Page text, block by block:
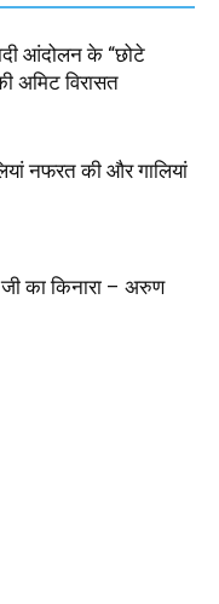
आंदोलन के “छोटे
अमिट विरासत
नफरत की और गालियां
का किनारा – अरुण